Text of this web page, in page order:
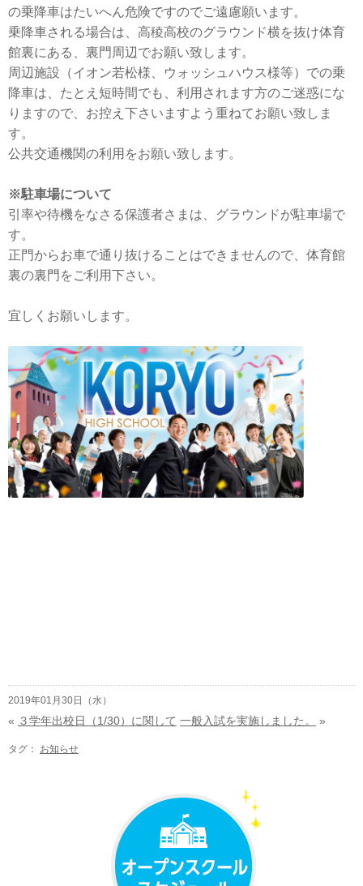
の乗降車はたいへん危険ですのでご遠慮願います。
乗降車される場合は、高稜高校のグラウンド横を抜け体育
館裏にある、裏門周辺でお願い致します。
周辺施設（イオン若松様、ウォッシュハウス様等）での乗
降車は、たとえ短時間でも、利用されます方のご迷惑にな
りますので、お控え下さいますよう重ねてお願い致しま
す。
公共交通機関の利用をお願い致します。
※駐車場について
引率や待機をなさる保護者さまは、グラウンドが駐車場で
す。
正門からお車で通り抜けることはできませんので、体育館
裏の裏門をご利用下さい。
宜しくお願いします。
2019年01月30日（水）
« ３学年出校日（1/30）に関して 一般入試を実施しました。 »
タグ： お知らせ